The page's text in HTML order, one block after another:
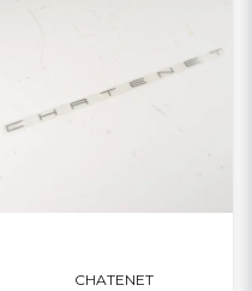
CHATENET